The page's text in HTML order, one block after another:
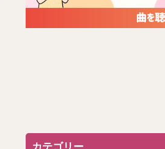
カテゴリー